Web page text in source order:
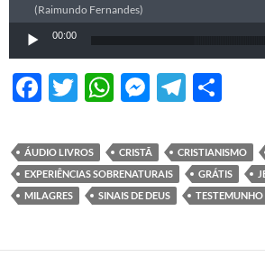
(Raimundo Fernandes)
Tocador de áudio
00:00
F
e
b
o
T
itt
er
W
at
s
A
M
se
n
g
T
e
gr
a
ar
e
ÁUDIO LIVROS CRISTÃ CRISTIANISMO
EXPERIÊNCIAS SOBRENATURAIS
GRÁTIS
MILAGRES
SINAIS DE DEUS TESTEMUNHO